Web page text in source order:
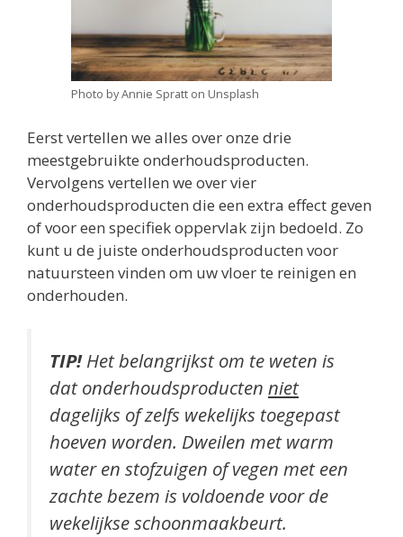
Photo by Annie Spratt on Unsplash
Eerst vertellen we alles over onze drie
meestgebruikte onderhoudsproducten.
Vervolgens vertellen we over vier
onderhoudsproducten die een extra effect geven
of voor een specifiek oppervlak zijn bedoeld. Zo
kunt u de juiste onderhoudsproducten voor
natuursteen vinden om uw vloer te reinigen en
onderhouden.
TIP!Het belangrijkst om te weten is
dat onderhoudsproducten niet
dagelijks of zelfs wekelijks toegepast
hoeven worden. Dweilen met warm
water en stofzuigen of vegen met een
zachte bezem is voldoende voor de
wekelijkse schoonmaakbeurt.